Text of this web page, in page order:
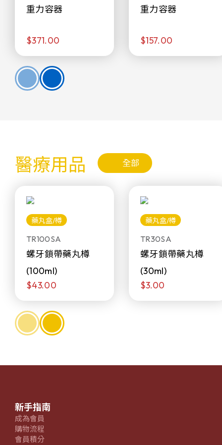
重力容器
$371.00
重力容器
$157.00
醫療用品 全部
藥丸盒/樽
TR100SA
螺牙鎖帶藥丸樽
(100ml)
$43.00
藥丸盒/樽
TR30SA
螺牙鎖帶藥丸樽
(30ml)
$3.00
新手指南
成為會員
購物流程
會員積分